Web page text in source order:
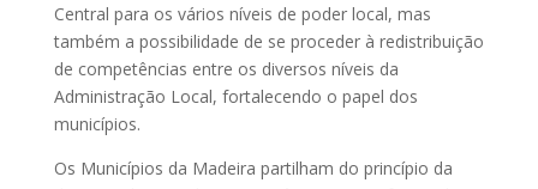
Central para os vários níveis de poder local, mas
também a possibilidade de se proceder à redistribuição
de competências entre os diversos níveis da
Administração Local, fortalecendo o papel dos
municípios.
Os Municípios da Madeira partilham do princípio da